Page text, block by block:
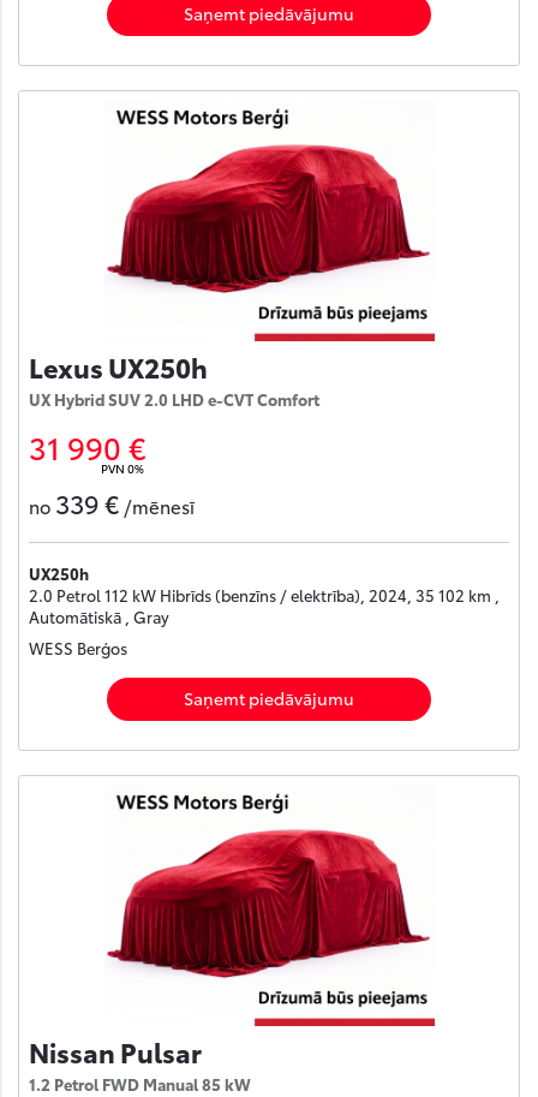
Saņemt piedāvājumu
Lexus UX250h
UX Hybrid SUV 2.0 LHD e-CVT Comfort
31 990 €
PVN 0%
no 339 € /mēnesī
UX250h
2.0 Petrol 112 kW Hibrīds (benzīns / elektrība), 2024, 35 102 km ,
Automātiskā , Gray
WESS Berģos
Saņemt piedāvājumu
Nissan Pulsar
1.2 Petrol FWD Manual 85 kW